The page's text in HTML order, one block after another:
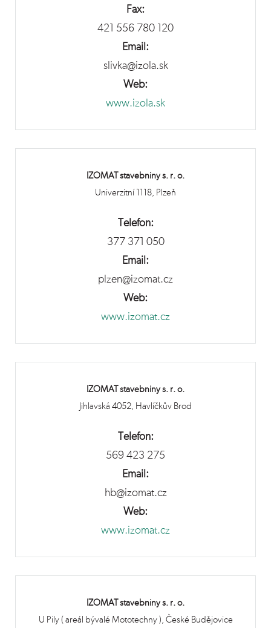
Fax:
421 556 780 120
Email:
slivka@izola.sk
Web:
www.izola.sk
IZOMAT stavebniny s. r. o.
Univerzitní 1118, Plzeň
Telefon:
377 371 050
Email:
plzen@izomat.cz
Web:
www.izomat.cz
IZOMAT stavebniny s. r. o.
Jihlavská 4052, Havlíčkův Brod
Telefon:
569 423 275
Email:
hb@izomat.cz
Web:
www.izomat.cz
IZOMAT stavebniny s. r. o.
U Pily ( areál bývalé Mototechny ), České Budějovice